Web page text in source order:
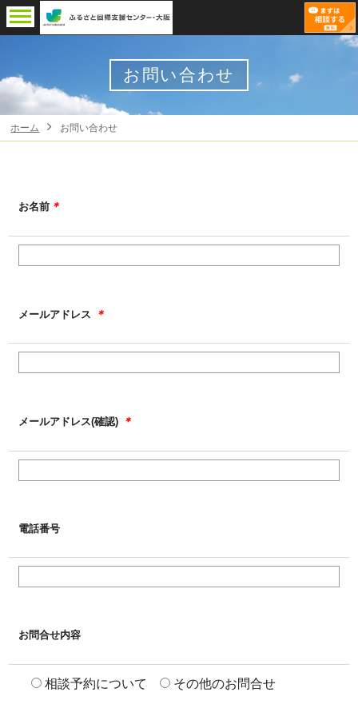
お問い合わせ
ホーム お問い合わせ
お名前 ＊
メールアドレス ＊
メールアドレス(確認) ＊
電話番号
お問合せ内容
相談予約について その他のお問合せ